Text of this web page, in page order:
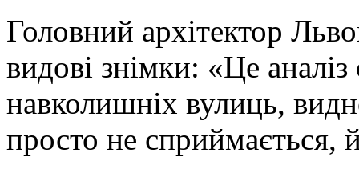
Головний архітектор
видові знімки: «Це
навколишніх вулиць,
просто не сприймається,